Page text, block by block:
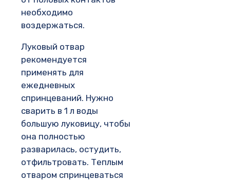
необходимо
воздержаться.
Луковый отвар
рекомендуется
применять для
ежедневных
спринцеваний. Нужно
сварить в 1 л воды
большую луковицу, чтобы
она полностью
разварилась, остудить,
отфильтровать. Теплым
отваром спринцеваться